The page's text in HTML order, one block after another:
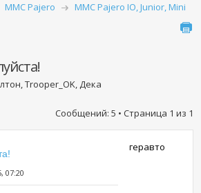
MMC Pajero MMC Pajero IO, Junior, Mini
Trooper_OK, Дека
Сообщений: 5 • Страница 1 из 1
07:20
геравто